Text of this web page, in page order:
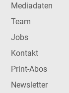
Mediadaten
Team
Jobs
Kontakt
Print-Abos
Newsletter